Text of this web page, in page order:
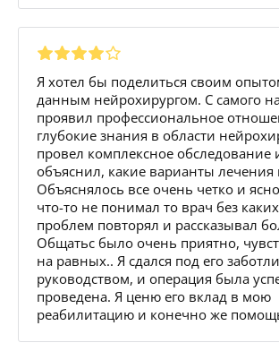
Я хотел бы поделиться своим
данным нейрохирургом. С самого
проявил профессиональное
глубокие знания в области
провел комплексное обследование
объяснил, какие варианты
Объяснялось все очень четко и
что-то не понимал то врач без
проблем повторял и рассказывал
Общатьс было очень приятно,
на равных.. Я сдался под его
руководством, и операция была
проведена. Я ценю его вклад в мою
реабилитацию и конечно же